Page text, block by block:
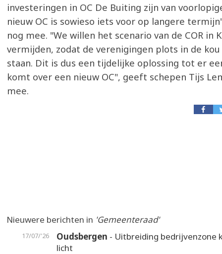
investeringen in OC De Buiting zijn van
nieuw OC is sowieso iets voor op langere
nog mee. "We willen het scenario van de COR in
vermijden, zodat de verenigingen plots in de
staan. Dit is dus een tijdelijke oplossing tot er
komt over een nieuw OC", geeft schepen Tijs
mee.
Nieuwere berichten in 'Gemeenteraad'
17/07/'26 Oudsbergen - Uitbreiding bedrijvenzone
licht